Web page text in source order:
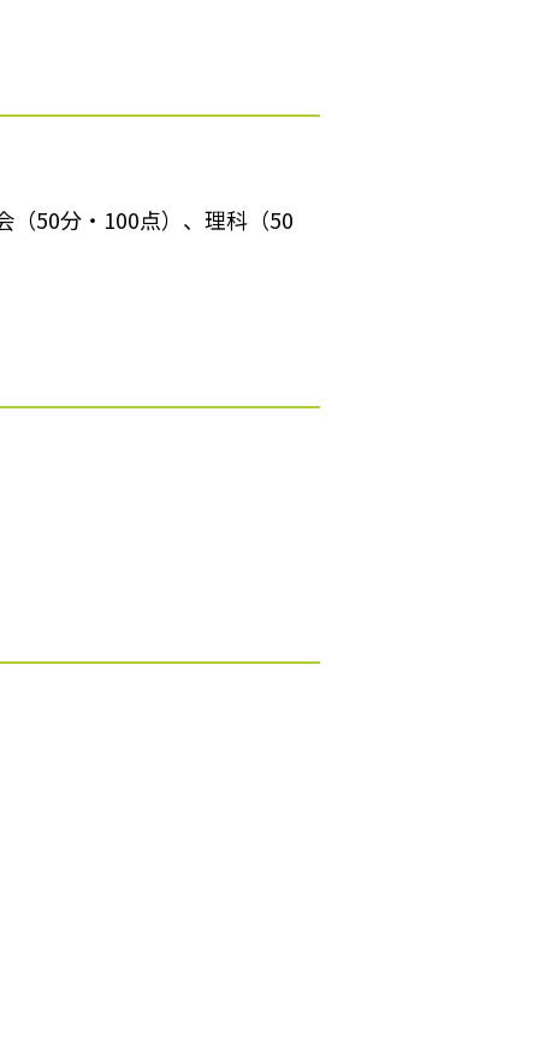
（50分・100点）、理科（50